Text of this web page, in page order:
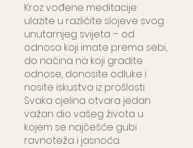
Kroz vođene meditacije
ulazite u različite slojeve svog
unutarnjeg svijeta – od
odnosa koji imate prema sebi,
do načina na koji gradite
odnose, donosite odluke i
nosite iskustva iz prošlosti.
Svaka cjelina otvara jedan
važan dio vašeg života u
kojem se najčešće gubi
ravnoteža i jasnoća.